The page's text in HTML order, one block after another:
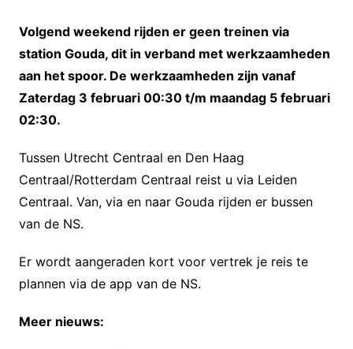
Volgend weekend rijden er geen treinen via
station Gouda, dit in verband met werkzaamheden
aan het spoor. De werkzaamheden zijn vanaf
Zaterdag 3 februari 00:30 t/m maandag 5 februari
02:30.
Tussen Utrecht Centraal en Den Haag
Centraal/Rotterdam Centraal reist u via Leiden
Centraal. Van, via en naar Gouda rijden er bussen
van de NS.
Er wordt aangeraden kort voor vertrek je reis te
plannen via de app van de NS.
Meer nieuws: